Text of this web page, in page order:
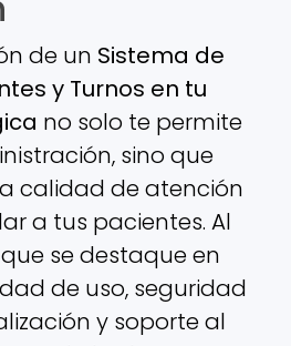
de un Sistema de
y Turnos en tu
no solo te permite
sino que
calidad de atención
a tus pacientes. Al
se destaque en
de uso, seguridad
y soporte al